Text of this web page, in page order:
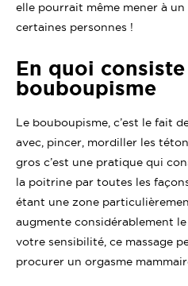
elle pourrait même mener à un
certaines personnes !
En quoi
bouboupisme
Le bouboupisme, c’est le fait
avec, pincer, mordiller les
gros c’est une pratique qui
la poitrine par toutes les
étant une zone
augmente considérablement
votre sensibilité, ce massage
procurer un orgasme